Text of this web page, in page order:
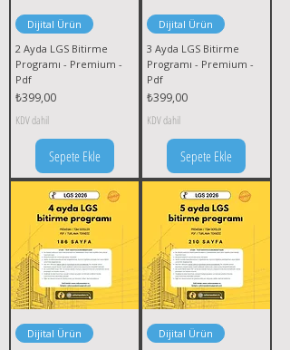
Dijital Ürün
2 Ayda LGS Bitirme
Programı - Premium -
Pdf
Fiyat
₺399,00
KDV dahil
Sepete Ekle
Dijital Ürün
3 Ayda LGS Bitirme
Programı - Premium -
Pdf
Fiyat
₺399,00
KDV dahil
Sepete Ekle
Dijital Ürün
Dijital Ürün